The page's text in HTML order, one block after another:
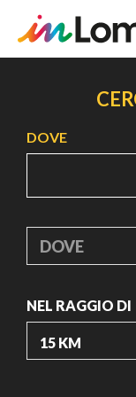
principale
DOVE
DOVE
NEL RAGGIO DI